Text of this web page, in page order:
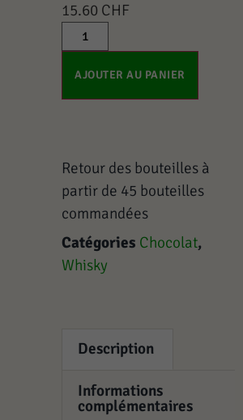
15.60 CHF
AJOUTER AU PANIER
Retour des bouteilles à
partir de 45 bouteilles
commandées
Catégories Chocolat,
Whisky
Description
Informations
complémentaires